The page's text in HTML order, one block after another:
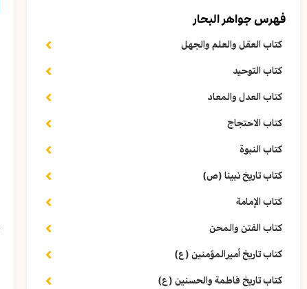
فهرس جواهر البحار
كتاب العقل والعلم والجهل
كتاب التوحيد
كتاب العدل والمعاد
كتاب الاحتجاج
كتاب النبوة
كتاب تاريخ نبينا (ص)
كتاب الإمامة
كتاب الفتن والمحن
كتاب تاريخ أميرالمؤمنين (ع)
كتاب تاريخ فاطمة والحسنين (ع)